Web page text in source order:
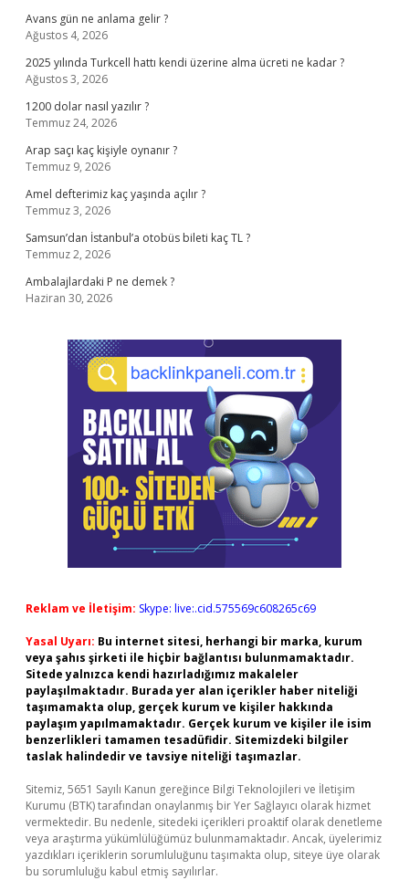
Avans gün ne anlama gelir ?
Ağustos 4, 2026
2025 yılında Turkcell hattı kendi üzerine alma ücreti ne kadar ?
Ağustos 3, 2026
1200 dolar nasıl yazılır ?
Temmuz 24, 2026
Arap saçı kaç kişiyle oynanır ?
Temmuz 9, 2026
Amel defterimiz kaç yaşında açılır ?
Temmuz 3, 2026
Samsun’dan İstanbul’a otobüs bileti kaç TL ?
Temmuz 2, 2026
Ambalajlardaki P ne demek ?
Haziran 30, 2026
Reklam ve İletişim: Skype: live:.cid.575569c608265c69
Yasal Uyarı: Bu internet sitesi, herhangi bir marka, kurum
veya şahıs şirketi ile hiçbir bağlantısı bulunmamaktadır.
Sitede yalnızca kendi hazırladığımız makaleler
paylaşılmaktadır. Burada yer alan içerikler haber niteliği
taşımamakta olup, gerçek kurum ve kişiler hakkında
paylaşım yapılmamaktadır. Gerçek kurum ve kişiler ile isim
benzerlikleri tamamen tesadüfidir. Sitemizdeki bilgiler
taslak halindedir ve tavsiye niteliği taşımazlar.
Sitemiz, 5651 Sayılı Kanun gereğince Bilgi Teknolojileri ve İletişim
Kurumu (BTK) tarafından onaylanmış bir Yer Sağlayıcı olarak hizmet
vermektedir. Bu nedenle, sitedeki içerikleri proaktif olarak denetleme
veya araştırma yükümlülüğümüz bulunmamaktadır. Ancak, üyelerimiz
yazdıkları içeriklerin sorumluluğunu taşımakta olup, siteye üye olarak
bu sorumluluğu kabul etmiş sayılırlar.